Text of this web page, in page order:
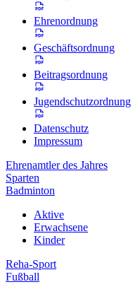
Ehrenordnung
Geschäftsordnung
Beitragsordnung
Jugendschutzordnung
Datenschutz
Impressum
Ehrenamtler des Jahres
Sparten
Badminton
Aktive
Erwachsene
Kinder
Reha-Sport
Fußball